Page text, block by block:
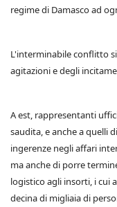
regime di Damasco ad
L'interminabile conflitto
agitazioni e degli
A est, rappresentanti
saudita, e anche a quelli
ingerenze negli affari
ma anche di porre
logistico agli insorti, i cui
decina di migliaia di